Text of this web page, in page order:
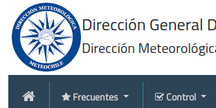
Frecuentes Control